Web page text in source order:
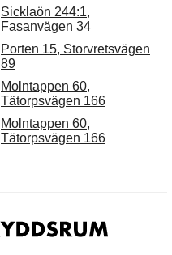
Sicklaön 244:1,
Fasanvägen 34
Porten 15, Storvretsvägen
89
Molntappen 60,
Tätorpsvägen 166
Molntappen 60,
Tätorpsvägen 166